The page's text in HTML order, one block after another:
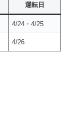
運転日
4/24・4/25
4/26